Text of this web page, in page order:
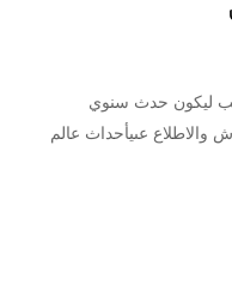
هب ليكون حدث سنوي
والاطلاع عىيأحداث عالم